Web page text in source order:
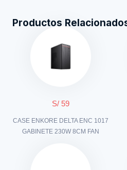
Productos
S/ 59
CASE ENKORE DELTA ENC 1017
GABINETE 230W 8CM FAN